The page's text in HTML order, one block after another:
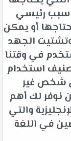
سبب رئيسي
أو يمكن
الجهد
في وقتنا
استخدام
شخص غير
نوفر لك أهم
والتي
في اللغة